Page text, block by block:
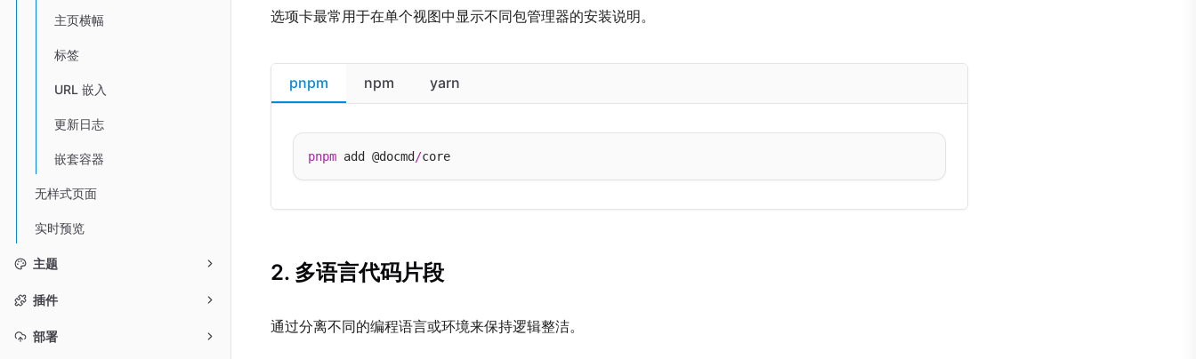
主页横幅
标签
URL 嵌入
更新日志
嵌套容器
无样式页面
实时预览
主题
插件
部署
选项卡最常用于在单个视图中显示不同包管理器的安装说明。
pnpm npm yarn
pnpm add @docmd /
2. 多语言代码片段
通过分离不同的编程语言或环境来保持逻辑整洁。